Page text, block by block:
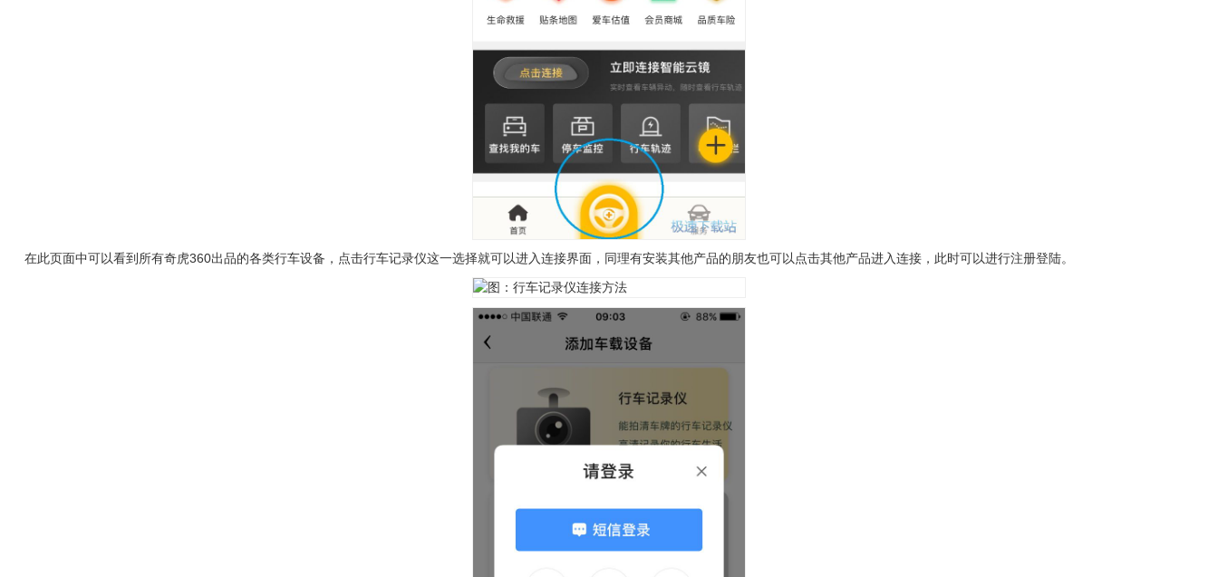
在此页面中可以看到所有奇虎360出品的各类行车设备，点击行车记录仪这一选择就可以进入连接界面，同理有安装其他产品的朋友也可以点击其他产品进入连接，此时可以进行注册登陆。